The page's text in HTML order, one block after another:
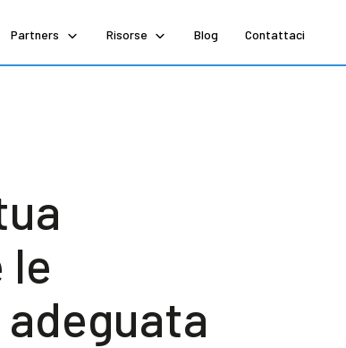
Partners Risorse Blog Contattaci
le